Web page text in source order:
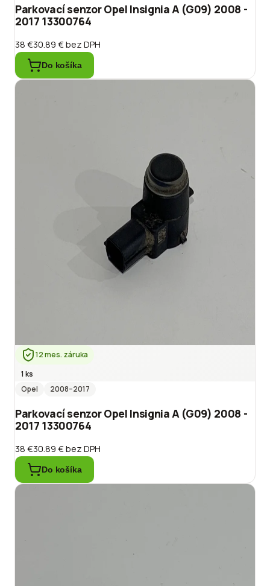
Parkovací senzor Opel Insignia A (G09) 2008 -
2017 13300764
38 €30.89 €bez DPH
Do košíka
12 mes. záruka
1 ks
Opel
2008–2017
Parkovací senzor Opel Insignia A (G09) 2008 -
2017 13300764
38 €30.89 €bez DPH
Do košíka